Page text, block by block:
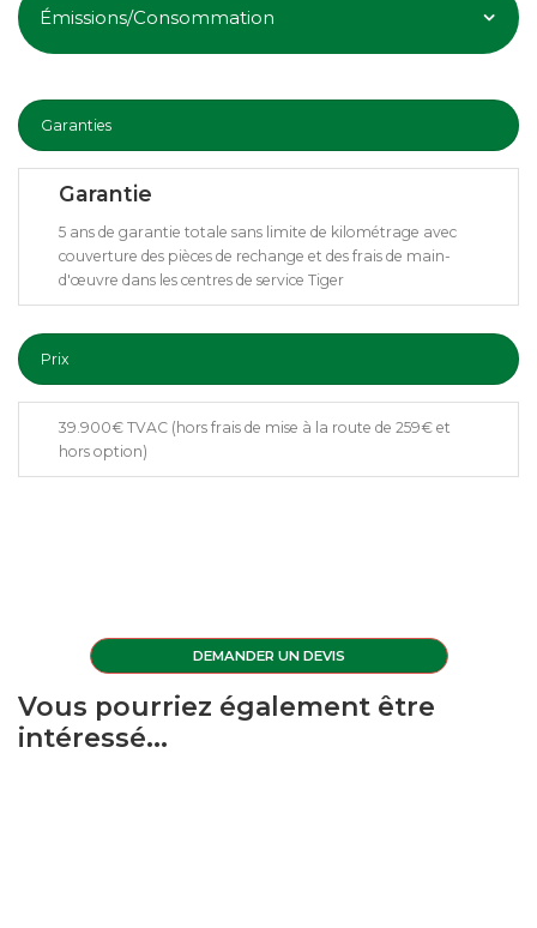
Émissions/Consommation
Garanties
Garantie
5 ans de garantie totale sans limite de kilométrage avec
couverture des pièces de rechange et des frais de main-
d'œuvre dans les centres de service Tiger
Prix
39.900€ TVAC (hors frais de mise à la route de 259€ et
hors option)
DEMANDER UN DEVIS
Vous pourriez également être
intéressé...